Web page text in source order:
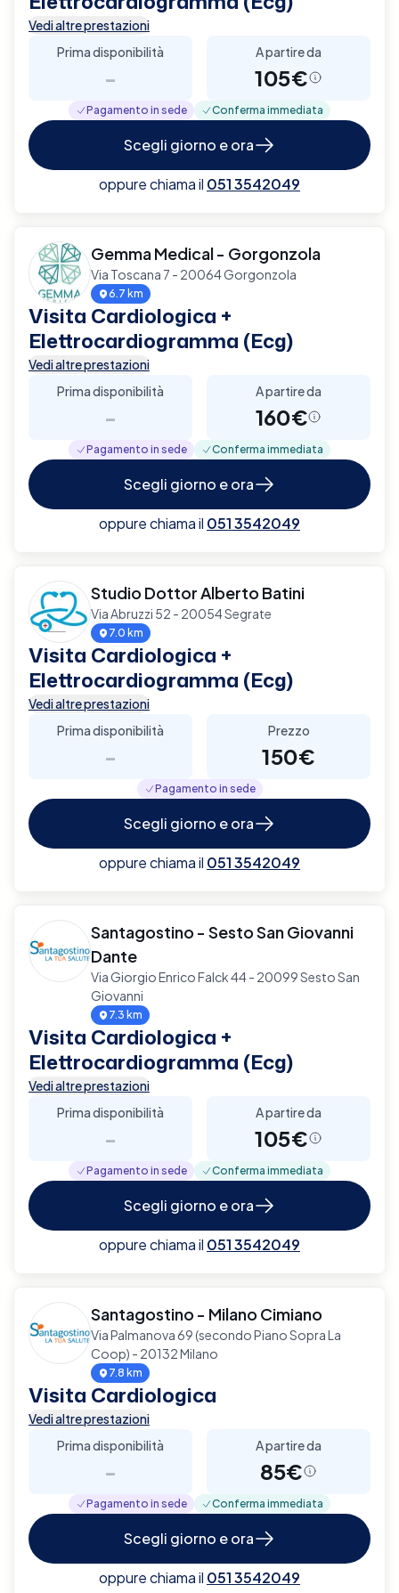
Vedi altre prestazioni
Prima disponibilità
-
A partire da
105€
Pagamento in sede Conferma immediata
Scegli giorno e ora
oppure chiama il 051 3542049
Gemma Medical - Gorgonzola
Via Toscana 7 - 20064 Gorgonzola
6.7 km
Visita Cardiologica +
Elettrocardiogramma (Ecg)
Vedi altre prestazioni
Prima disponibilità
-
A partire da
160€
Pagamento in sede Conferma immediata
Scegli giorno e ora
oppure chiama il 051 3542049
Studio Dottor Alberto Batini
Via Abruzzi 52 - 20054 Segrate
7.0 km
Visita Cardiologica +
Elettrocardiogramma (Ecg)
Vedi altre prestazioni
Prima disponibilità
-
Prezzo
150€
Pagamento in sede
Scegli giorno e ora
oppure chiama il 051 3542049
Santagostino - Sesto San Giovanni
Dante
Via Giorgio Enrico Falck 44 - 20099 Sesto San
Giovanni
7.3 km
Visita Cardiologica +
Elettrocardiogramma (Ecg)
Vedi altre prestazioni
Prima disponibilità
-
A partire da
105€
Pagamento in sede Conferma immediata
Scegli giorno e ora
oppure chiama il 051 3542049
Santagostino - Milano Cimiano
Via Palmanova 69 (secondo Piano Sopra La
Coop) - 20132 Milano
7.8 km
Visita Cardiologica
Vedi altre prestazioni
Prima disponibilità
-
A partire da
85€
Pagamento in sede Conferma immediata
Scegli giorno e ora
oppure chiama il 051 3542049